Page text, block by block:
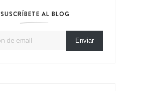
SUSCRÍBETE AL BLOG
Enviar